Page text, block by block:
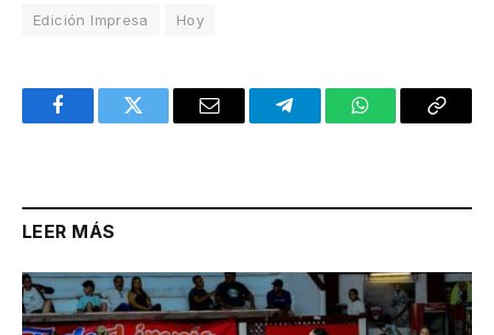
Edición Impresa Hoy
FacebookTwitter Email TelegramWhatsAppCopy
LEER MÁS